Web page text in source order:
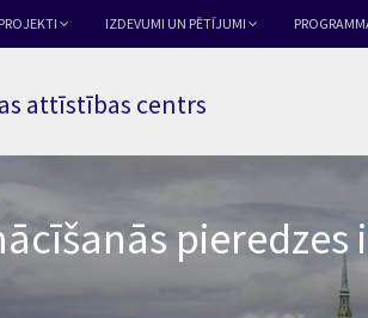
PROJEKTI IZDEVUMI UN PĒTĪJUMI
attīstības centrs